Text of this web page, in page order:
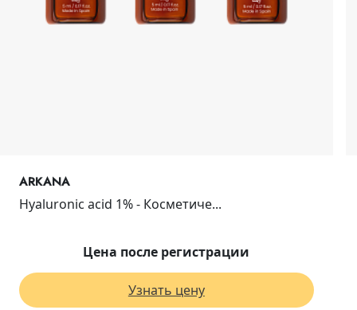
ARKANA
Hyaluronic acid 1% - Косметиче...
Цена после регистрации
Узнать цену